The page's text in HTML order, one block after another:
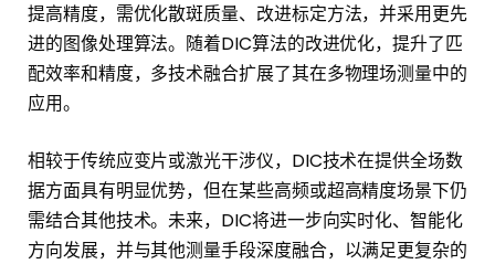
提高精度，需优化散斑质量、改进标定方法，并采用更先
进的图像处理算法。随着DIC算法的改进优化，提升了匹
配效率和精度，多技术融合扩展了其在多物理场测量中的
应用。
相较于传统应变片或激光干涉仪，DIC技术在提供全场数
据方面具有明显优势，但在某些高频或超高精度场景下仍
需结合其他技术。未来，DIC将进一步向实时化、智能化
方向发展，并与其他测量手段深度融合，以满足更复杂的